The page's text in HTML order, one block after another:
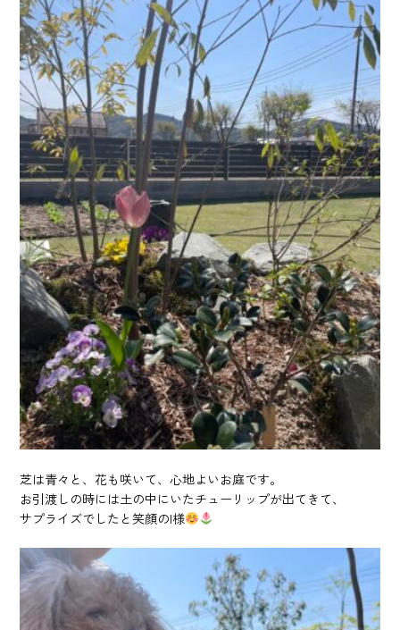
芝は青々と、花も咲いて、心地よいお庭です。
お引渡しの時には土の中にいたチューリップが出てきて、
サプライズでしたと笑顔のI様